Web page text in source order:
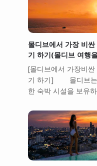
몰디브에서 가장 비
기 하기(몰디브 여행
[몰디브에서 가장비
기 하기] 몰디브는
한 숙박 시설을 보유